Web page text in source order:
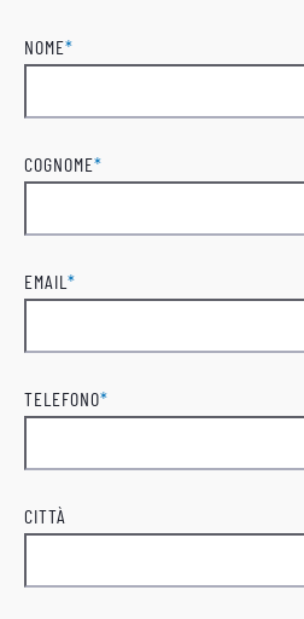
NOME*
COGNOME*
EMAIL *
TELEFONO*
CITTÀ